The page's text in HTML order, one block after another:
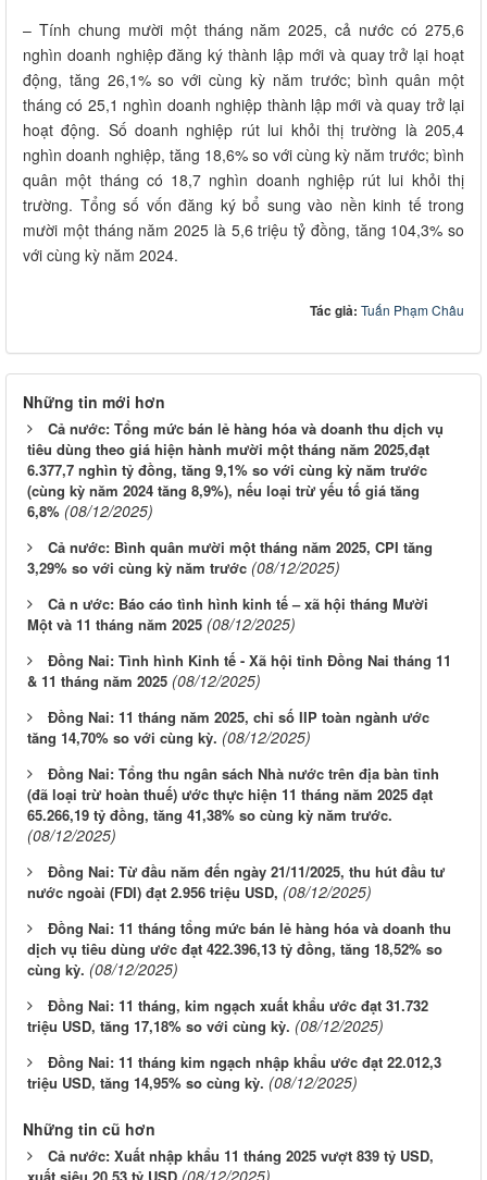
– Tính chung mười một tháng năm 2025, cả nước có 275,6
nghìn doanh nghiệp đăng ký thành lập mới và quay trở lại hoạt
động, tăng 26,1% so với cùng kỳ năm trước; bình quân một
tháng có 25,1 nghìn doanh nghiệp thành lập mới và quay trở lại
hoạt động. Số doanh nghiệp rút lui khỏi thị trường là 205,4
nghìn doanh nghiệp, tăng 18,6% so với cùng kỳ năm trước; bình
quân một tháng có 18,7 nghìn doanh nghiệp rút lui khỏi thị
trường. Tổng số vốn đăng ký bổ sung vào nền kinh tế trong
mười một tháng năm 2025 là 5,6 triệu tỷ đồng, tăng 104,3% so
với cùng kỳ năm 2024.
Tác giả: Tuấn Phạm Châu
Những tin mới hơn
Cả nước: Tổng mức bán lẻ hàng hóa và doanh thu dịch vụ
tiêu dùng theo giá hiện hành mười một tháng năm 2025,đạt
6.377,7 nghìn tỷ đồng, tăng 9,1% so với cùng kỳ năm trước
(cùng kỳ năm 2024 tăng 8,9%), nếu loại trừ yếu tố giá tăng
6,8% (08/12/2025)
Cả nước: Bình quân mười một tháng năm 2025, CPI tăng
3,29% so với cùng kỳ năm trước (08/12/2025)
Cả n ước: Báo cáo tình hình kinh tế – xã hội tháng Mười
Một và 11 tháng năm 2025 (08/12/2025)
Đồng Nai: Tình hình Kinh tế - Xã hội tỉnh Đồng Nai tháng 11
& 11 tháng năm 2025 (08/12/2025)
Đồng Nai: 11 tháng năm 2025, chỉ số IIP toàn ngành ước
tăng 14,70% so với cùng kỳ. (08/12/2025)
Đồng Nai: Tổng thu ngân sách Nhà nước trên địa bàn tỉnh
(đã loại trừ hoàn thuế) ước thực hiện 11 tháng năm 2025 đạt
65.266,19 tỷ đồng, tăng 41,38% so cùng kỳ năm trước.
(08/12/2025)
Đồng Nai: Từ đầu năm đến ngày 21/11/2025, thu hút đầu tư
nước ngoài (FDI) đạt 2.956 triệu USD, (08/12/2025)
Đồng Nai: 11 tháng tổng mức bán lẻ hàng hóa và doanh thu
dịch vụ tiêu dùng ước đạt 422.396,13 tỷ đồng, tăng 18,52% so
cùng kỳ. (08/12/2025)
Đồng Nai: 11 tháng, kim ngạch xuất khẩu ước đạt 31.732
triệu USD, tăng 17,18% so với cùng kỳ. (08/12/2025)
Đồng Nai: 11 tháng kim ngạch nhập khẩu ước đạt 22.012,3
triệu USD, tăng 14,95% so cùng kỳ. (08/12/2025)
Những tin cũ hơn
Cả nước: Xuất nhập khẩu 11 tháng 2025 vượt 839 tỷ USD,
xuất siêu 20,53 tỷ USD (08/12/2025)